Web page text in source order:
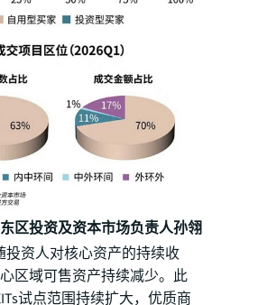
区投资及资本市场负责人孙翎
投资人对核心资产的持续收
区域可售资产持续减少。此
试点范围持续扩大，优质商